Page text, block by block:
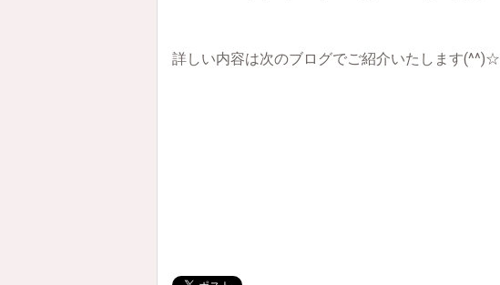
詳しい内容は次のブログでご紹介いたします(^^)☆